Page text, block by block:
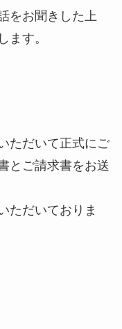
をお聞きした上
ます。
ただいて正式にご
とご請求書をお送
ただいておりま